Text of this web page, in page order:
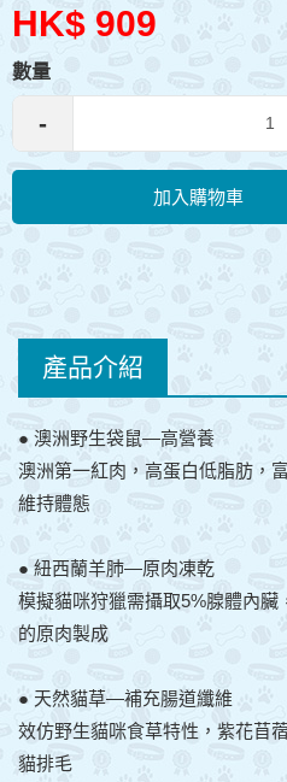
HK$ 909
數量
-
加入購物車
產品介紹
● 澳洲野生袋鼠—高營養
澳洲第一紅肉，高蛋白低脂肪，
維持體態
● 紐西蘭羊肺—原肉凍乾
模擬貓咪狩獵需攝取5%腺體內
的原肉製成
● 天然貓草—補充腸道纖維
效仿野生貓咪食草特性，紫花苜
貓排毛